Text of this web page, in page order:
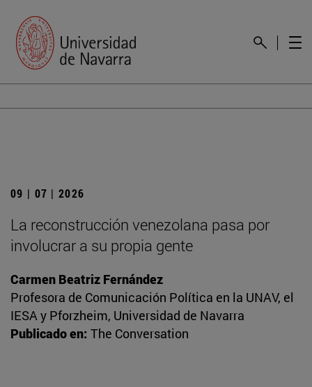
09 | 07 | 2026
La reconstrucción venezolana pasa por
involucrar a su propia gente
Carmen Beatriz Fernández
Profesora de Comunicación Política en la UNAV, el
IESA y Pforzheim, Universidad de Navarra
Publicado en: The Conversation